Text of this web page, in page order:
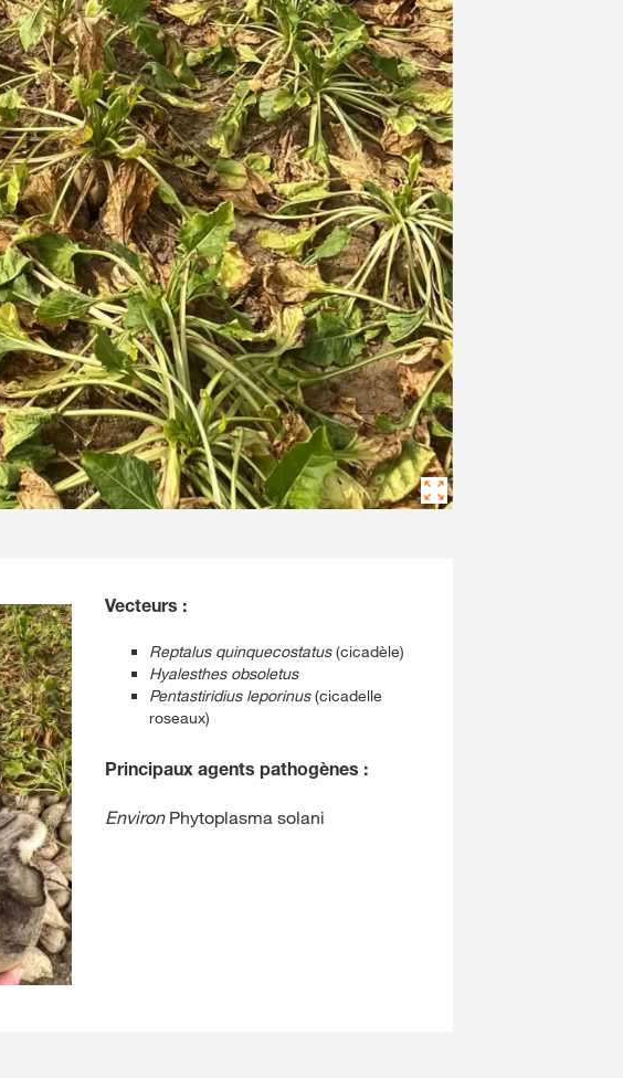
Vecteurs :
Reptalus quinquecostatus(cicadèle)
Hyalesthes obsoletus
Pentastiridius leporinus(cicadelle
roseaux)
Principaux agents pathogènes :
EnvironPhytoplasma solani